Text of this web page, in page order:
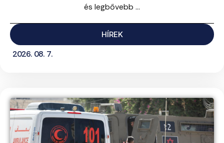
és legbővebb ...
HÍREK
2026. 08. 7.